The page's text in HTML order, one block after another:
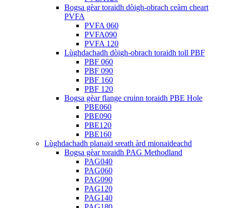
Bogsa gèar toraidh dòigh-obrach ceàrn cheart
PVFA
PVFA 060
PVFA090
PVFA 120
Lùghdachadh dòigh-obrach toraidh toll PBF
PBF 060
PBF 090
PBF 160
PBF 120
Bogsa gèar flange cruinn toraidh PBE Hole
PBE060
PBE090
PBE120
PBE160
Lùghdachadh planaid sreath àrd mionaideachd
Bogsa gèar toraidh PAG Methodland
PAG040
PAG060
PAG090
PAG120
PAG140